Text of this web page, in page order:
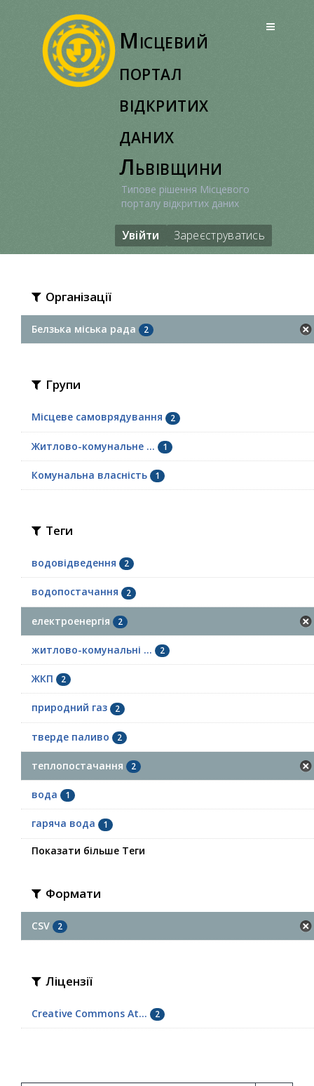
Місцевий
портал
відкритих
даних
Львівщини
Типове рішення Місцевого
порталу відкритих даних
Увійти Зареєструватись
Організації
Белзька міська рада 2
Групи
Місцеве самоврядування 2
Житлово-комунальне ... 1
Комунальна власність 1
Теги
водовідведення 2
водопостачання 2
електроенергія 2
житлово-комунальні ... 2
ЖКП 2
природний газ 2
тверде паливо 2
теплопостачання 2
вода 1
гаряча вода 1
Показати більше Теги
Формати
CSV 2
Ліцензії
Creative Commons At... 2